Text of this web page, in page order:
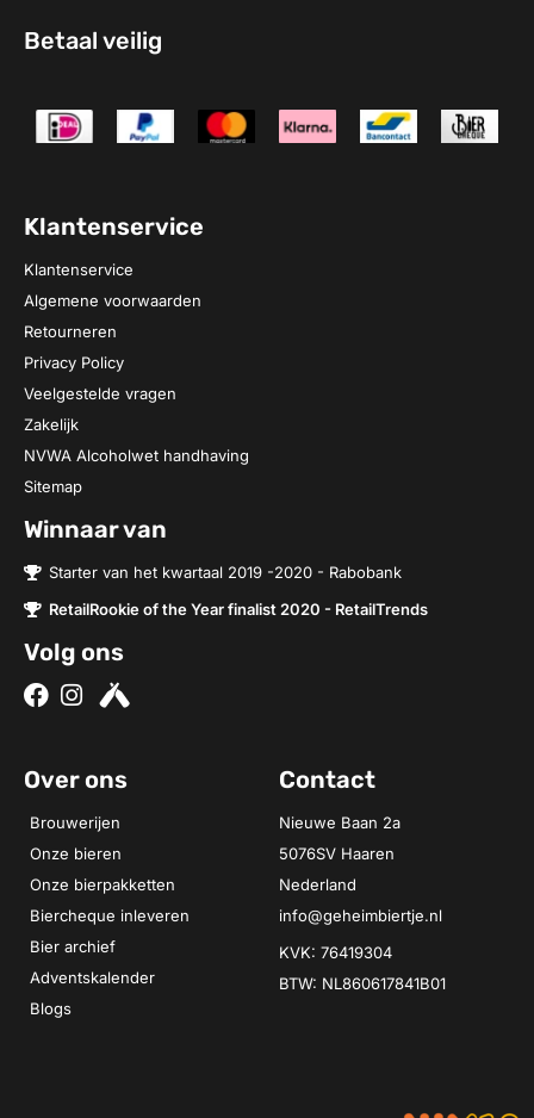
Betaal veilig
Klantenservice
Klantenservice
Algemene voorwaarden
Retourneren
Privacy Policy
Veelgestelde vragen
Zakelijk
NVWA Alcoholwet handhaving
Sitemap
Winnaar van
Starter van het kwartaal 2019 -2020 - Rabobank
RetailRookie of the Year finalist 2020 - RetailTrends
Volg ons
Over ons
Brouwerijen
Onze bieren
Onze bierpakketten
Biercheque inleveren
Bier archief
Adventskalender
Blogs
Contact
Nieuwe Baan 2a
5076SV Haaren
Nederland
info@geheimbiertje.nl
KVK: 76419304
BTW: NL860617841B01